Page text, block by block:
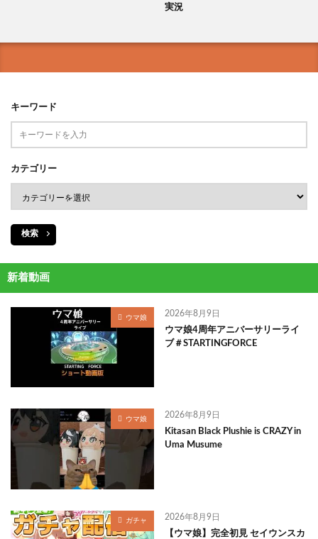
実況
キーワード
カテゴリー
検索
新着動画
ウマ娘 2026年8月9日
ウマ娘4周年アニバーサリーライ
ブ＃STARTINGFORCE
ウマ娘 2026年8月9日
Kitasan Black Plushie is CRAZY in
Uma Musume
ガチャ 2026年8月9日
【ウマ娘】完全初見 セイウンスカ